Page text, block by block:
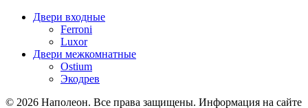
Двери входные
Ferroni
Luxor
Двери межкомнатные
Ostium
Экодрев
© 2026 Наполеон. Все права защищены. Информация на сайте